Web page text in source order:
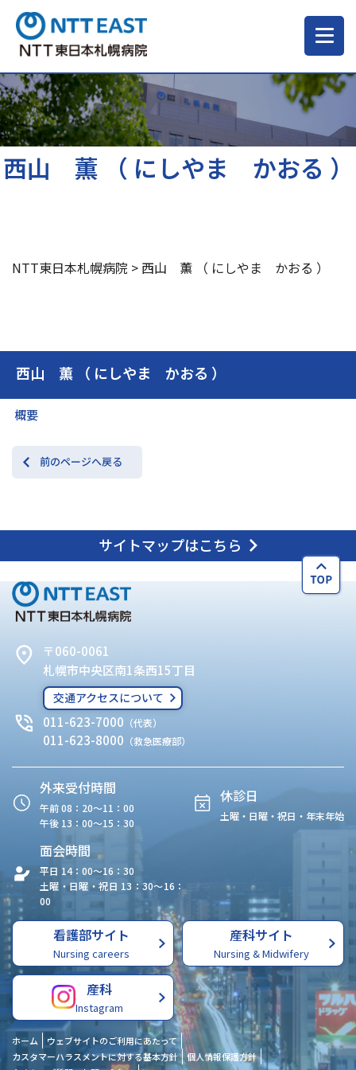
当院について
ご来院される方へ
医療・介護関係の方
西山 薫 （ にしやま かおる ）
概要
前のページへ戻る
西山 薫 （ にしやま かおる ）
NTT東日本札幌病院 > 西山 薫 （ にしやま かおる ）
サイトマップはこちら
〒060-0061
札幌市中央区南1条西15丁目
交通アクセスについて
011-623-7000 （代表）
011-623-8000 （救急医療部）
外来受付時間
午前 08：20〜11：00
午後 13：00〜15：30
休診日
土曜・日曜・祝日・年末年始
面会時間
平日 14：00〜16：30
土曜・日曜・祝日 13：30〜16：
00
看護部サイト
Nursing careers
産科サイト
Nursing & Midwifery
産科
Instagram
ホーム
ウェブサイトのご利用にあたって
カスタマーハラスメントに対する基本方針
個人情報保護方針